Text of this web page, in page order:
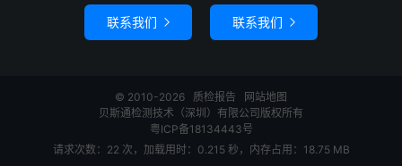
联系我们  联系我们 
© 2010-2026 质检报告
网站地图
贝斯通检测技术（深圳）有限公司版权所有
粤ICP备18134443号
请求次数：22 次，加载用时：0.215 秒，内存占用：18.75 MB